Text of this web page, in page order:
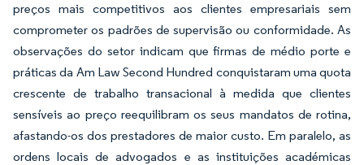
preços mais competitivos aos clientes empresariais sem
comprometer os padrões de supervisão ou conformidade. As
observações do setor indicam que firmas de médio porte e
práticas da Am Law Second Hundred conquistaram uma quota
crescente de trabalho transacional à medida que clientes
sensíveis ao preço reequilibram os seus mandatos de rotina,
afastando-os dos prestadores de maior custo. Em paralelo, as
ordens locais de advogados e as instituições académicas